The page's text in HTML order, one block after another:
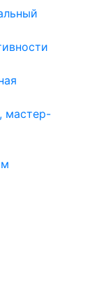
мастер-